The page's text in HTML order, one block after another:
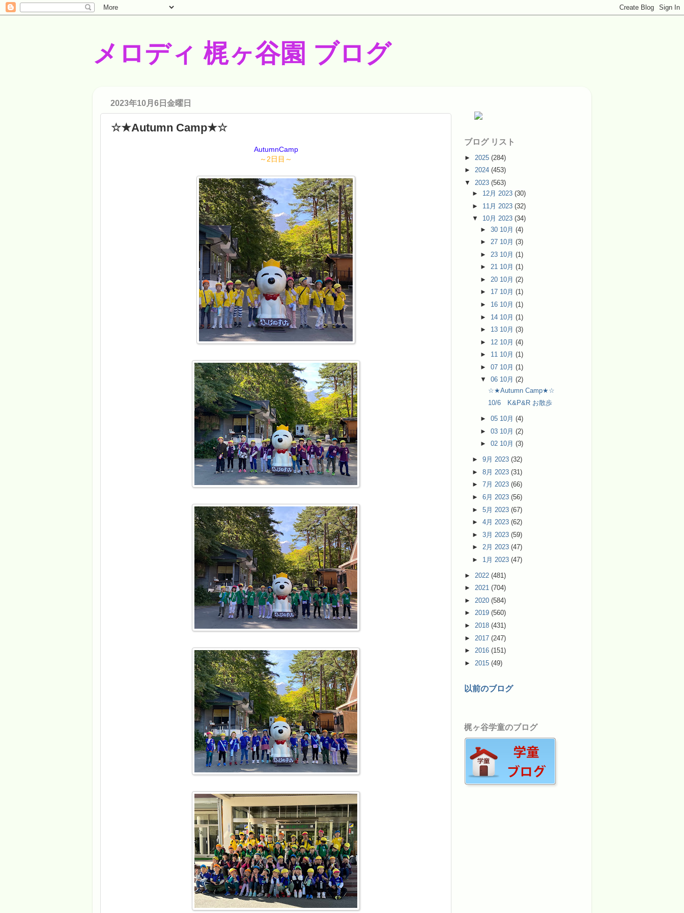
メロディ 梶ヶ谷園 ブログ
2023年10月6日金曜日
☆★Autumn Camp★☆
AutumnCamp
～2日目～
ブログ リスト
► 2025 (284)
► 2024 (453)
▼ 2023 (563)
► 12月 2023(30)
► 11月 2023(32)
▼ 10月 2023(34)
► 30 10月 (4)
► 27 10月 (3)
► 23 10月 (1)
► 21 10月 (1)
► 20 10月 (2)
► 17 10月 (1)
► 16 10月 (1)
► 14 10月 (1)
► 13 10月 (3)
► 12 10月 (4)
► 11 10月 (1)
► 07 10月 (1)
▼ 06 10月 (2)
☆★Autumn Camp★☆
10/6 K&P&R お散歩
► 05 10月 (4)
► 03 10月 (2)
► 02 10月 (3)
►9月 2023(32)
►8月 2023(31)
►7月 2023(66)
►6月 2023(56)
►5月 2023(67)
►4月 2023(62)
►3月 2023(59)
►2月 2023(47)
► 1月 2023(47)
► 2022 (481)
► 2021 (704)
► 2020 (584)
► 2019 (560)
► 2018 (431)
► 2017 (247)
► 2016 (151)
► 2015 (49)
以前のブログ
梶ヶ谷学童のブログ